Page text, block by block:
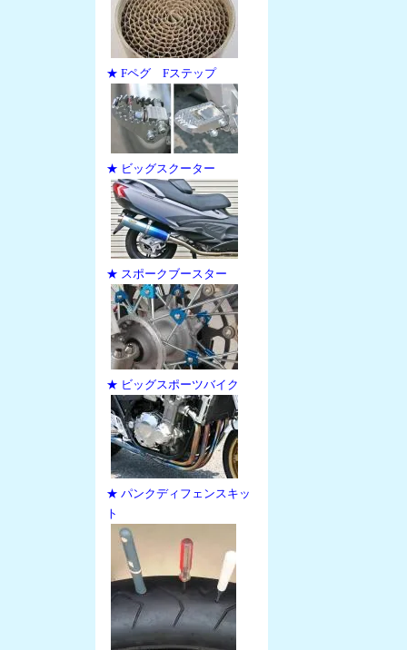
★ Fペグ Fステップ
★ ビッグスクーター
★ スポークブースター
★ ビッグスポーツバイク
★ パンクディフェンスキッ
ト